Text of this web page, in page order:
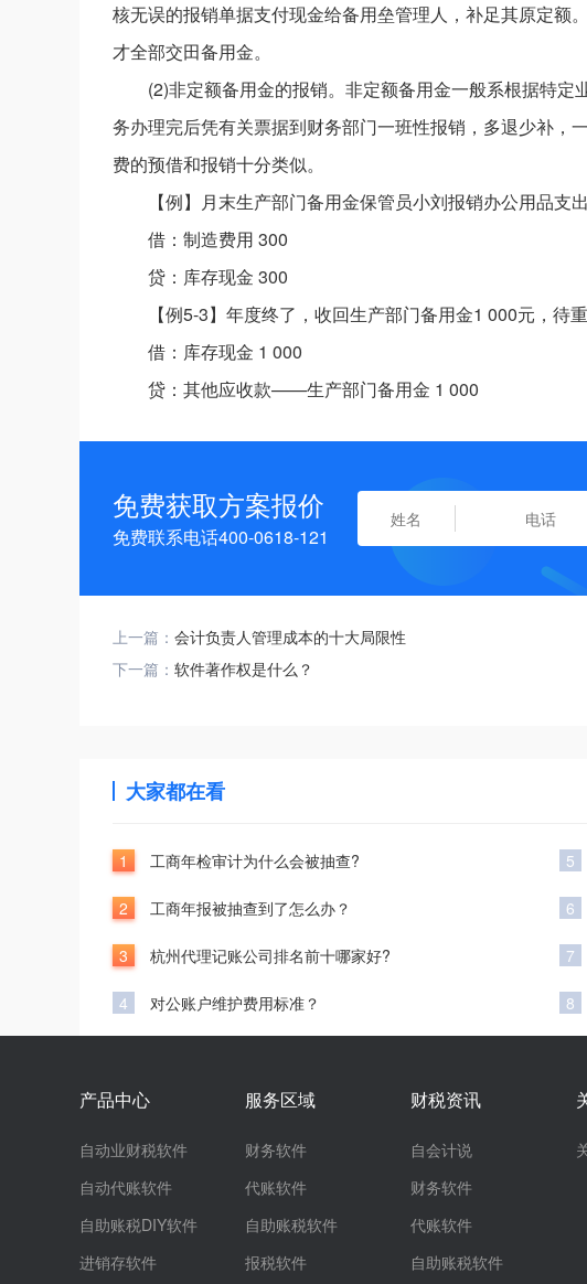
核无误的报销单据支付现金给备用垒管理人，补足其原定额
才全部交田备用金。
(2)非定额备用金的报销。非定额备用金一般系根据特
务办理完后凭有关票据到财务部门一班性报销，多退少补，
费的预借和报销十分类似。
【例】月末生产部门备用金保管员小刘报销办公用品支
借：制造费用 300
贷：库存现金 300
【例5-3】年度终了，收回生产部门备用金1 000元，待
借：库存现金 1 000
贷：其他应收款——生产部门备用金 1 000
免费获取方案报价
免费联系电话400-0618-121
上一篇： 会计负责人管理成本的十大局限性
下一篇： 软件著作权是什么？
大家都在看
1 工商年检审计为什么会被抽查?
2 工商年报被抽查到了怎么办？
3 杭州代理记账公司排名前十哪家好?
4 对公账户维护费用标准？
5
6
7
8
产品中心
自动业财税软件
自动代账软件
自助账税DIY软件
进销存软件
服务区域
财务软件
代账软件
自助账税软件
报税软件
财税资讯
自会计说
财务软件
代账软件
自助账税软件